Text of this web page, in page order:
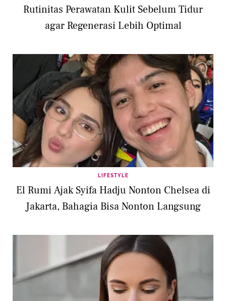
Rutinitas Perawatan Kulit Sebelum Tidur
agar Regenerasi Lebih Optimal
LIFESTYLE
El Rumi Ajak Syifa Hadju Nonton Chelsea di
Jakarta, Bahagia Bisa Nonton Langsung